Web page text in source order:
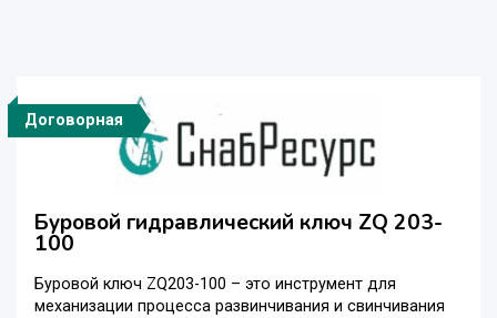
Договорная
Буровой гидравлический ключ ZQ 203-
100
Буровой ключ ZQ203-100 – это инструмент для
механизации процесса развинчивания и свинчивания